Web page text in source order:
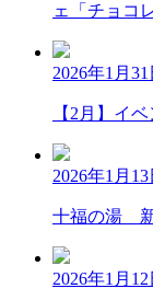
ェ「チョコ
2026年1月31
【2月】イ
2026年1月13
十福の湯
2026年1月12